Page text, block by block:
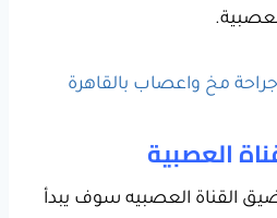
مخ واعصاب بالقاهرة
العصبية
القناة العصبيه سوف يبدأ